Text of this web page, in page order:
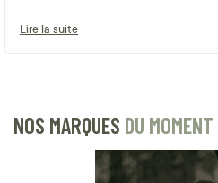
Lire la suite
NOS MARQUES DU MOMENT